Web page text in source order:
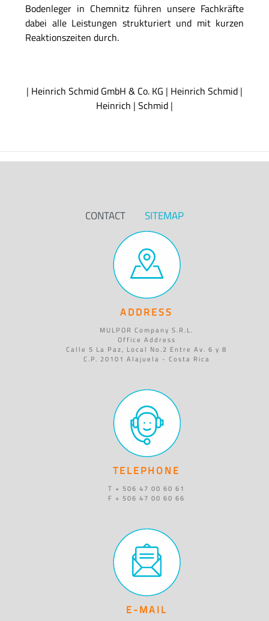
Bodenleger in Chemnitz führen unsere Fachkräfte
dabei alle Leistungen strukturiert und mit kurzen
Reaktionszeiten durch.
| Heinrich Schmid GmbH & Co. KG | Heinrich Schmid |
Heinrich | Schmid |
CONTACT SITEMAP
ADDRESS
MULPOR Company S.R.L.
Office Address
Calle 5 La Paz, Local No.2 Entre Av. 6 y 8
C.P. 20101 Alajuela - Costa Rica
TELEPHONE
T + 506 47 00 60 61
F + 506 47 00 60 66
E-MAIL